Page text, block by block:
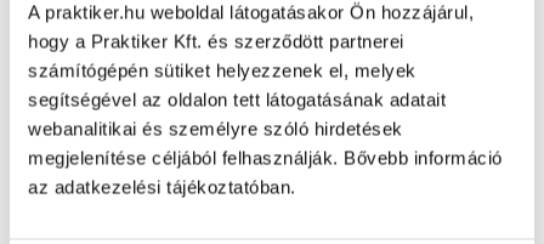
A praktiker.hu weboldal látogatásakor Ön hozzájárul,
hogy a Praktiker Kft. és szerződött partnerei
számítógépén sütiket helyezzenek el, melyek
segítségével az oldalon tett látogatásának adatait
webanalitikai és személyre szóló hirdetések
megjelenítése céljából felhasználják. Bővebb információ
az adatkezelési tájékoztatóban.
Oldal újratöltése